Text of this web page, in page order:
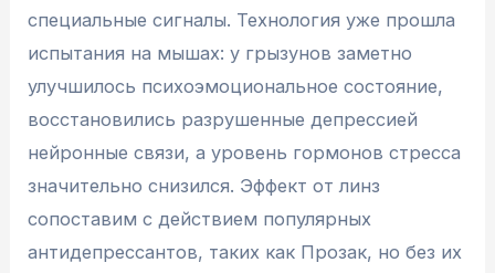
специальные сигналы. Технология уже прошла
испытания на мышах: у грызунов заметно
улучшилось психоэмоциональное состояние,
восстановились разрушенные депрессией
нейронные связи, а уровень гормонов стресса
значительно снизился. Эффект от линз
сопоставим с действием популярных
антидепрессантов, таких как Прозак, но без их